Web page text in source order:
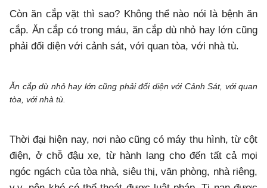
Còn ăn cắp vặt thì sao? Không thể nào nói là bệnh ăn
cắp. Ăn cắp có trong máu, ăn cắp dù nhỏ hay lớn cũng
phải đối diện với cảnh sát, với quan tòa, với nhà tù.
Ăn cắp dù nhỏ hay lớn cũng phải đối diện với Cảnh Sát, với quan
tòa, với nhà tù.
Thời đại hiện nay, nơi nào cũng có máy thu hình, từ cột
điện, ở chỗ đậu xe, từ hành lang cho đến tất cả mọi
ngóc ngách của tòa nhà, siêu thị, văn phòng, nhà riêng,